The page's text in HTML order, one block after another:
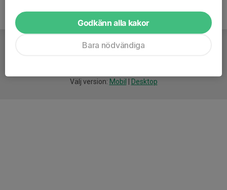
Välj version: Mobil Desktop
Godkänn alla kakor
Bara nödvändiga